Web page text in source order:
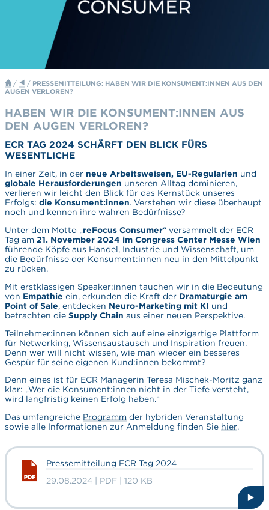
/ / PRESSEMITTEILUNG: HABEN WIR DIE KONSUMENT:INNEN AUS DEN
AUGEN VERLOREN?
HABEN WIR DIE KONSUMENT:INNEN AUS
DEN AUGEN VERLOREN?
ECR TAG 2024 SCHÄRFT DEN BLICK FÜRS
WESENTLICHE
In einer Zeit, in der neue Arbeitsweisen, EU-Regularien und
globale Herausforderungen unseren Alltag dominieren,
verlieren wir leicht den Blick für das Kernstück unseres
Erfolgs: die Konsument:innen. Verstehen wir diese überhaupt
noch und kennen ihre wahren Bedürfnisse?
Unter dem Motto „reFocus Consumer“ versammelt der ECR
Tag am 21. November 2024 im Congress Center Messe Wien
führende Köpfe aus Handel, Industrie und Wissenschaft, um
die Bedürfnisse der Konsument:innen neu in den Mittelpunkt
zu rücken.
Mit erstklassigen Speaker:innen tauchen wir in die Bedeutung
von Empathie ein, erkunden die Kraft der Dramaturgie am
Point of Sale, entdecken Neuro-Marketing mit KI und
betrachten die Supply Chain aus einer neuen Perspektive.
Teilnehmer:innen können sich auf eine einzigartige Plattform
für Networking, Wissensaustausch und Inspiration freuen.
Denn wer will nicht wissen, wie man wieder ein besseres
Gespür für seine eigenen Kund:innen bekommt?
Denn eines ist für ECR Managerin Teresa Mischek-Moritz ganz
klar: „Wer die Konsument:innen nicht in der Tiefe versteht,
wird langfristig keinen Erfolg haben.“
Das umfangreiche Programmder hybriden Veranstaltung
sowie alle Informationen zur Anmeldung finden Sie hier.
Pressemitteilung ECR Tag 2024
29.08.2024 | PDF | 120 KB